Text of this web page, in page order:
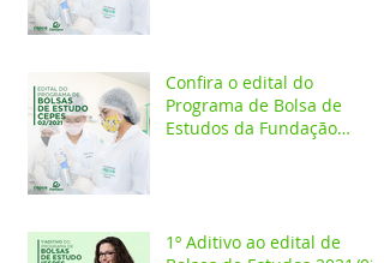
Confira o edital do
Programa de Bolsa de
Estudos da Fundação
1º Aditivo ao edital de